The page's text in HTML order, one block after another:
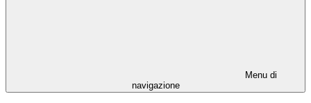
Menu di
navigazione